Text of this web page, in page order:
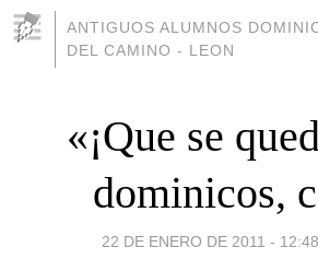
ANTIGUOS ALUMNOS
DEL CAMINO - LEON
«¡Que se
dominicos,
22 DE ENERO DE 2011 - 12:48